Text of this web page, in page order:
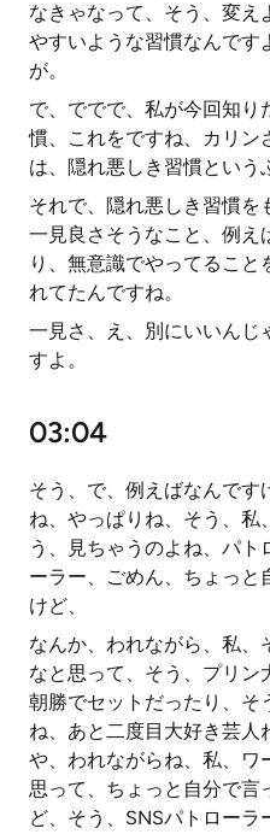
なきゃなって、そう、変え
やすいような習慣なんです
が。
で、ででで、私が今回知り
慣、これをですね、カリン
は、隠れ悪しき習慣という
それで、隠れ悪しき習慣を
一見良さそうなこと、例え
り、無意識でやってるこ
れてたんですね。
一見さ、え、別にいいんじ
すよ。
03:04
そう、で、例えばなんです
ね、やっぱりね、そう、私
う、見ちゃうのよね、パト
ーラー、ごめん、ちょっと
けど、
なんか、われながら、私、
なと思って、そう、プリン
朝勝でセットだったり、そ
ね、あと二度目大好き芸人
や、われながらね、私、ワ
思って、ちょっと自分で言
ど、そう、SNSパトローラ